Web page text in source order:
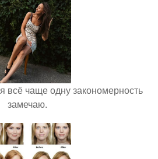
всё чаще одну закономерность
замечаю.